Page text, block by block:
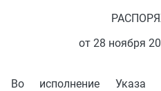
от 28 ноября
Во исполнение Указа